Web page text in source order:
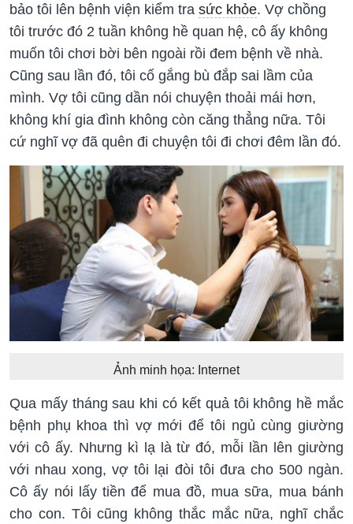
bảo tôi lên bệnh viện kiểm tra sức khỏe. Vợ chồng
tôi trước đó 2 tuần không hề quan hệ, cô ấy không
muốn tôi chơi bời bên ngoài rồi đem bệnh về nhà.
Cũng sau lần đó, tôi cố gắng bù đắp sai lầm của
mình. Vợ tôi cũng dần nói chuyện thoải mái hơn,
không khí gia đình không còn căng thẳng nữa. Tôi
cứ nghĩ vợ đã quên đi chuyện tôi đi chơi đêm lần đó.
Ảnh minh họa: Internet
Qua mấy tháng sau khi có kết quả tôi không hề mắc
bệnh phụ khoa thì vợ mới để tôi ngủ cùng giường
với cô ấy. Nhưng kì lạ là từ đó, mỗi lần lên giường
với nhau xong, vợ tôi lại đòi tôi đưa cho 500 ngàn.
Cô ấy nói lấy tiền để mua đồ, mua sữa, mua bánh
cho con. Tôi cũng không thắc mắc nữa, nghĩ chắc